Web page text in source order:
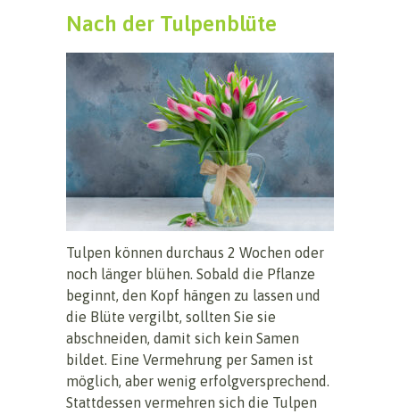
Nach der Tulpenblüte
Tulpen können durchaus 2 Wochen oder
noch länger blühen. Sobald die Pflanze
beginnt, den Kopf hängen zu lassen und
die Blüte vergilbt, sollten Sie sie
abschneiden, damit sich kein Samen
bildet. Eine Vermehrung per Samen ist
möglich, aber wenig erfolgversprechend.
Stattdessen vermehren sich die Tulpen